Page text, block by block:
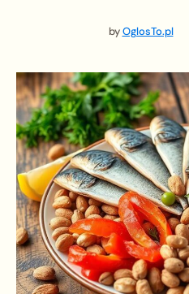
byOglosTo.pl